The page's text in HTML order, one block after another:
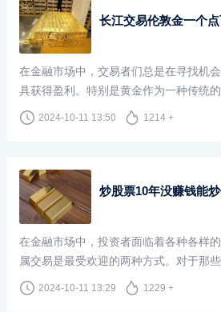
长江交易伦敦金一个
在金融市场中，交易者们总是在寻找机
具获得盈利。特别是黄金作为一种传统
球经济不确定性加剧的背景下，受到了
长江交易作为国内知名的贵金属交易平
易伦敦金一个点究竟可以赚多少呢？
2024-10-11 13:50 1214 +
炒股票10年没赚钱能
在金融市场中，投资者面临着各种各样
属交易是最受欢迎的两种方式。对于那
年却未能盈利的投资者来说，转向伦敦
否可行，成为了一个值得探讨的话题。
2024-10-11 13:29 1229 +